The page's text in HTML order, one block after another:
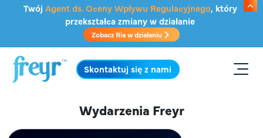
Przejdź do głównej treści
Twój Agent ds. Oceny Wpływu Regulacyjnego, który
przekształca zmiany w działanie
Zobacz Ria w działaniu
.
Skontaktuj się z nami
Wydarzenia Freyr